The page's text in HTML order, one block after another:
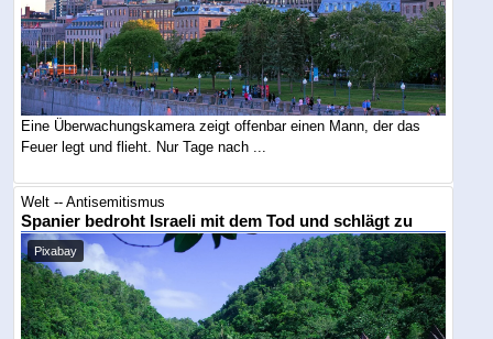
Eine Überwachungskamera zeigt offenbar einen Mann, der das
Feuer legt und flieht. Nur Tage nach ...
Welt -- Antisemitismus
Spanier bedroht Israeli mit dem Tod und schlägt zu
Pixabay